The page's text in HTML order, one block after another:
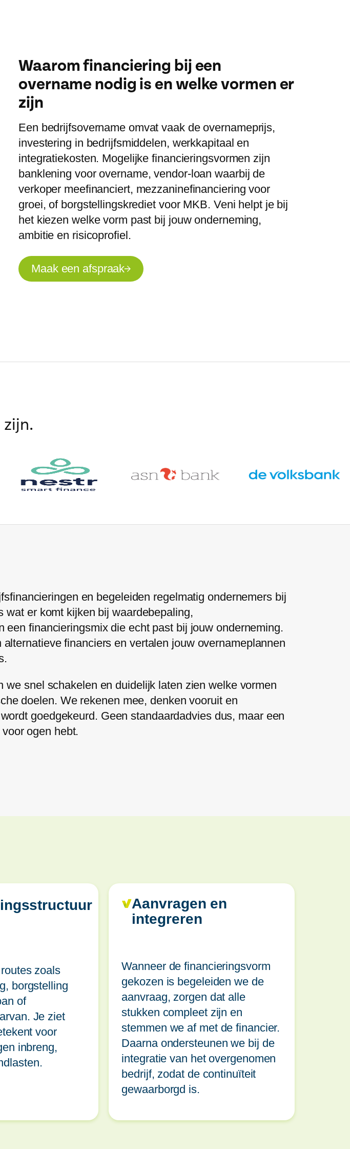
Waarom financiering bij een
overname nodig is en welke vormen er
zijn
Een bedrijfsovername omvat vaak de overnameprijs,
investering in bedrijfsmiddelen, werkkapitaal en
integratiekosten. Mogelijke financieringsvormen zijn
banklening voor overname, vendor-loan waarbij de
verkoper meefinanciert, mezzaninefinanciering voor
groei, of borgstellingskrediet voor MKB. Veni helpt je bij
het kiezen welke vorm past bij jouw onderneming,
ambitie en risicoprofiel.
Maak een afspraak
en begeleiden regelmatig ondernemers bij
wat er komt kijken bij waardebepaling,
financieringsmix die echt past bij jouw onderneming.
financiers en vertalen jouw overnameplannen
snel schakelen en duidelijk laten zien welke vormen
doelen. We rekenen mee, denken vooruit en
goedgekeurd. Geen standaardadvies dus, maar een
ogen hebt.
zoals
borgstelling
of
Je ziet
voor
inbreng,
Aanvragen en
integreren
Wanneer de financieringsvorm
gekozen is begeleiden we de
aanvraag, zorgen dat alle
stukken compleet zijn en
stemmen we af met de financier.
Daarna ondersteunen we bij de
integratie van het overgenomen
bedrijf, zodat de continuïteit
gewaarborgd is.